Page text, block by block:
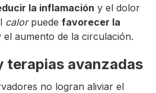
la inflamación y el dolor
calor puede favorecer la
el aumento de la circulación.
terapias avanzadas
no logran aliviar el